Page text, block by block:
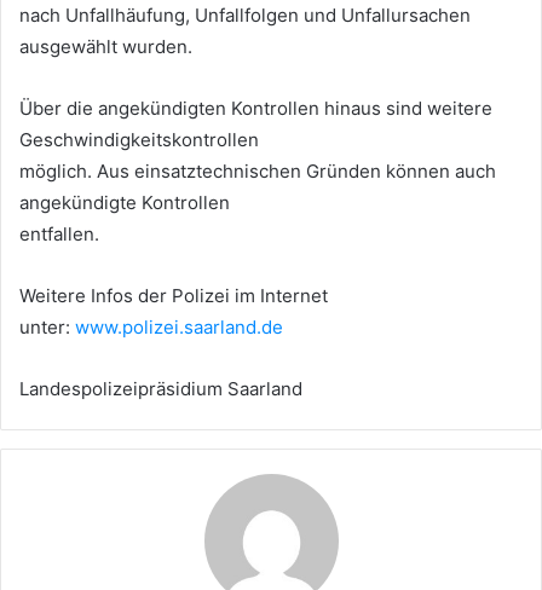
nach Unfallhäufung, Unfallfolgen und Unfallursachen
ausgewählt wurden.
Über die angekündigten Kontrollen hinaus sind weitere
Geschwindigkeitskontrollen
möglich. Aus einsatztechnischen Gründen können auch
angekündigte Kontrollen
entfallen.
Weitere Infos der Polizei im Internet
unter: www.polizei.saarland.de
Landespolizeipräsidium Saarland